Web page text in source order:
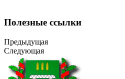
Полезные ссылки
Предыдущая
Следующая